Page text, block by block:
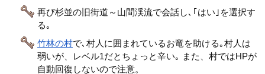
再び杉並の旧街道～山間渓流で会話し､｢はい｣を選択す
る｡
竹林の村で､村人に囲まれているお竜を助ける｡村人は
弱いが、レベル1だとちょっと辛い｡ また、村ではHPが
自動回復しないので注意。